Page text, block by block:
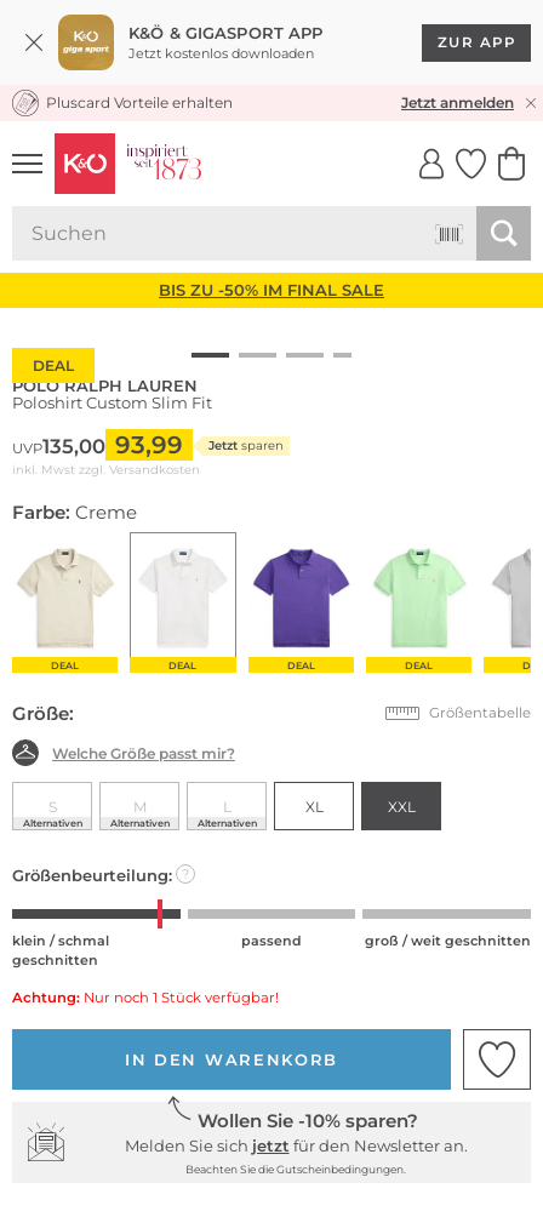
K&Ö & GIGASPORT APP
Jetzt kostenlos downloaden
ZUR APP
KOSTENLOSER VERSAND* & RÜCKVERSAND
Pluscard Vorteile erhalten Jetzt anmelden
UNSERE APP
CLICK &
BIS ZU -50% IM FINAL SALE
DEAL
POLO RALPH LAUREN
Poloshirt Custom Slim Fit
UVP135,00 93,99 Jetzt sparen
inkl. Mwst zzgl. Versandkosten
Farbe: Creme
DEAL DEAL DEAL DEAL
Größe: Größentabelle
Welche Größe passt mir?
S
Alternativen
M
Alternativen
L
Alternativen
XL XXL
Größenbeurteilung: ?
klein / schmal
geschnitten
passend groß / weit geschnitten
Achtung: Nur noch 1 Stück verfügbar!
IN DEN WARENKORB
Wollen Sie -10% sparen?
Melden Sie sich jetzt für den Newsletter an.
Beachten Sie die Gutscheinbedingungen.